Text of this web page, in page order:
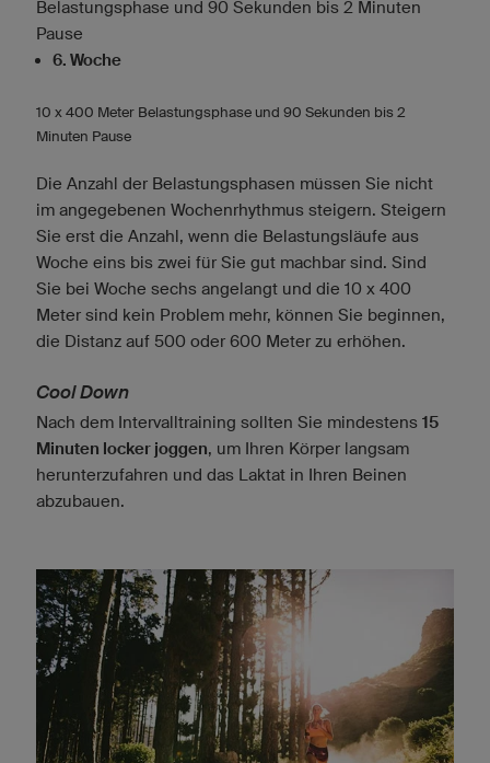
Belastungsphase und 90 Sekunden bis 2 Minuten
Pause
6. Woche
10 x 400 Meter Belastungsphase und 90 Sekunden bis 2
Minuten Pause
Die Anzahl der Belastungsphasen müssen Sie nicht
im angegebenen Wochenrhythmus steigern. Steigern
Sie erst die Anzahl, wenn die Belastungsläufe aus
Woche eins bis zwei für Sie gut machbar sind. Sind
Sie bei Woche sechs angelangt und die 10 x 400
Meter sind kein Problem mehr, können Sie beginnen,
die Distanz auf 500 oder 600 Meter zu erhöhen.
Cool Down
Nach dem Intervalltraining sollten Sie mindestens 15
Minuten locker joggen, um Ihren Körper langsam
herunterzufahren und das Laktat in Ihren Beinen
abzubauen.